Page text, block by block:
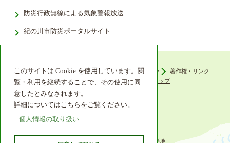
このサイトは Cookie を使用しています。閲
覧・利用を継続することで、その使用に同
意したとみなされます。
詳細についてはこちらをご覧ください。
個人情報の取り扱い
防災行政無線による気象警報放送
紀の川市防災ポータルサイト
ウェブアクセシビリティ プライバシーポリシー
著作権・リンク
組織機構
リンク集 サイトマップ
〒649-6492 和歌山県紀の川市西大井338番地